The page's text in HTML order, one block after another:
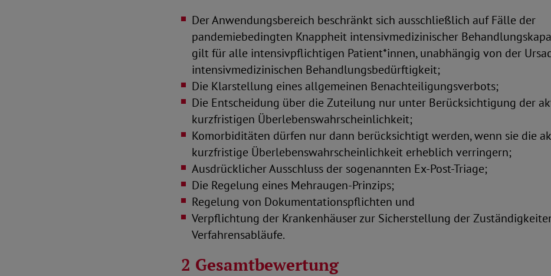
Der Anwendungsbereich beschränkt sich ausschließlich auf Fälle der
pandemiebedingten Knappheit intensivmedizinischer
gilt für alle intensivpflichtigen Patient*innen, unabhängig von der
intensivmedizinischen Behandlungsbedürftigkeit;
Die Klarstellung eines allgemeinen Benachteiligungsverbots;
Die Entscheidung über die Zuteilung nur unter Berücksichtigung der
kurzfristigen Überlebenswahrscheinlichkeit;
Komorbiditäten dürfen nur dann berücksichtigt werden, wenn sie die
kurzfristige Überlebenswahrscheinlichkeit erheblich verringern;
Ausdrücklicher Ausschluss der sogenannten Ex-Post-Triage;
Die Regelung eines Mehraugen-Prinzips;
Regelung von Dokumentationspflichten und
Verpflichtung der Krankenhäuser zur Sicherstellung der
Verfahrensabläufe.
2 Gesamtbewertung